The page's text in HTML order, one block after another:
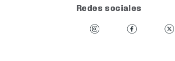
Redes sociales